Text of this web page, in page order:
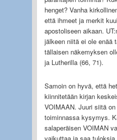
henget? Vanha
että ihmeet ja merkit
apostoliseen aikaan.
jälkeen niitä ei ole enää
tällaisen näkemyksen
ja Lutherilla (66, 71).
Samoin on hyvä, että
kiinnitetään kirjan
VOIMAAN. Juuri siitä
toiminnassa kysymys.
salaperäisen VOIMAN